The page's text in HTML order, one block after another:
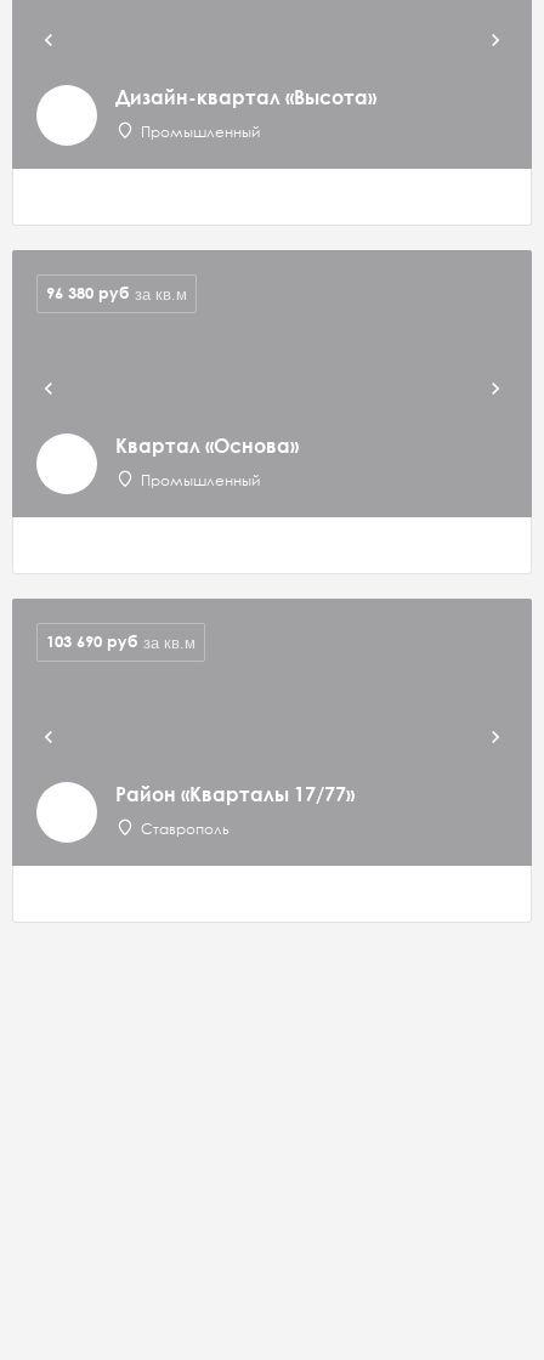
Дизайн-квартал «Высота»
Промышленный
Квартал «Основа»
Промышленный
96 380 руб за кв.м
Район «Кварталы 17/77»
Ставрополь
103 690 руб за кв.м